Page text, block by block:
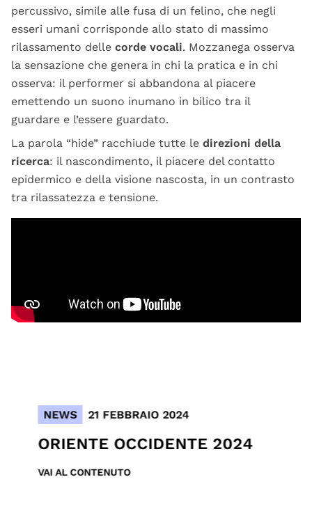
percussivo, simile alle fusa di un felino, che negli
esseri umani corrisponde allo stato di massimo
rilassamento delle corde vocali. Mozzanega osserva
la sensazione che genera in chi la pratica e in chi
osserva: il performer si abbandona al piacere
emettendo un suono inumano in bilico tra il
guardare e l’essere guardato.
La parola “hide” racchiude tutte le direzioni della
ricerca: il nascondimento, il piacere del contatto
epidermico e della visione nascosta, in un contrasto
tra rilassatezza e tensione.
NEWS 21 FEBBRAIO 2024
ORIENTE OCCIDENTE 2024
VAI AL CONTENUTO